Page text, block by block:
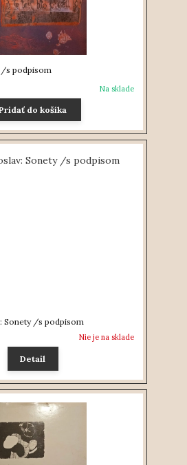
/s podpisom
Na sklade
do košíka
Sonety /s podpisom
Nie je na sklade
Detail